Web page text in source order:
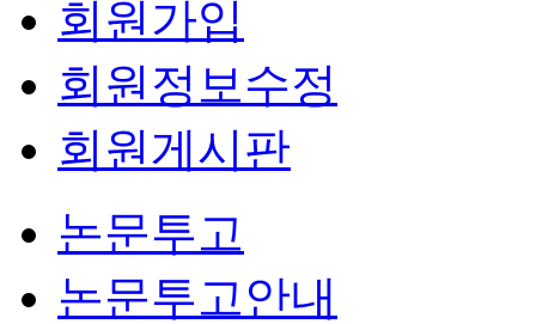
회원가입
회원정보수정
회원게시판
논문투고
논문투고안내